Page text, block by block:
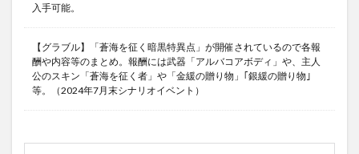
入手可能。
【グラブル】「蒼海を征く暗黒特異点」が開催されているので各報
酬や内容等のまとめ。報酬には武器「アルバコアボディ」や、主人
公のスキン「蒼海を征く者」や「金緩の贈り物」｢銀緩の贈り物｣
等。（2024年7月末シナリオイベント）